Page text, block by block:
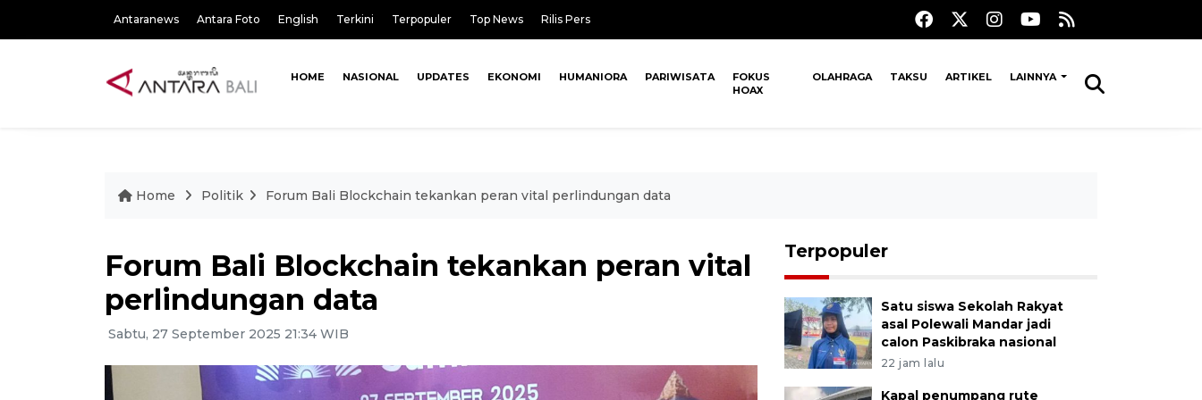
Antaranews Antara Foto English Terkini Terpopuler Top News Rilis Pers
HOME NASIONAL UPDATES EKONOMI HUMANIORA PARIWISATA
FOKUS
HOAX
OLAHRAGA TAKSU ARTIKEL LAINNYA
Home Politik Forum Bali Blockchain tekankan peran vital perlindungan data
Forum Bali Blockchain tekankan peran vital
perlindungan data
Sabtu, 27 September 2025 21:34 WIB
Terpopuler
Satu siswa Sekolah Rakyat
asal Polewali Mandar jadi
calon Paskibraka nasional
22 jam lalu
Kapal penumpang rute